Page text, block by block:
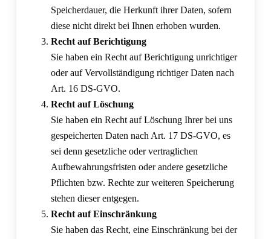
Speicherdauer, die Herkunft ihrer Daten, sofern
diese nicht direkt bei Ihnen erhoben wurden.
Recht auf Berichtigung
Sie haben ein Recht auf Berichtigung unrichtiger
oder auf Vervollständigung richtiger Daten nach
Art. 16 DS-GVO.
Recht auf Löschung
Sie haben ein Recht auf Löschung Ihrer bei uns
gespeicherten Daten nach Art. 17 DS-GVO, es
sei denn gesetzliche oder vertraglichen
Aufbewahrungsfristen oder andere gesetzliche
Pflichten bzw. Rechte zur weiteren Speicherung
stehen dieser entgegen.
Recht auf Einschränkung
Sie haben das Recht, eine Einschränkung bei der